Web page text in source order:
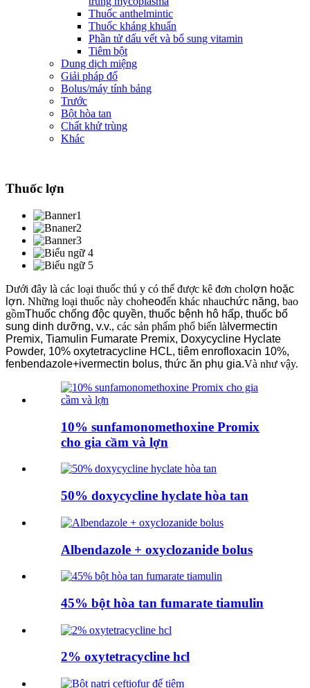
Thuốc anthelmintic
Thuốc kháng khuẩn
Phần tử dấu vết và bổ sung vitamin
Tiêm bột
Dung dịch miệng
Giải pháp đổ
Bolus/máy tính bảng
Trước
Bột hòa tan
Chất khử trùng
Khác
Thuốc lợn
Dưới đây là các loại thuốc thú y có thể được kê đơn cho lợn hoặc
lợn. Những loại thuốc này choheođến khác nhauchức năng, bao
gồmThuốc chống độc quyền, thuốc bệnh hô hấp, thuốc bổ
sung dinh dưỡng, v.v., các sản phẩm phổ biến là Ivermectin
Premix, Tiamulin Fumarate Premix, Doxycycline Hyclate
Powder, 10% oxytetracycline HCL, tiêm enrofloxacin 10%,
fenbendazole+ivermectin bolus, thức ăn phụ gia.Và như vậy.
10% sunfamonomethoxine Promix
cho gia cầm và lợn
50% doxycycline hyclate hòa tan
Albendazole + oxyclozanide bolus
45% bột hòa tan fumarate tiamulin
2% oxytetracycline hcl